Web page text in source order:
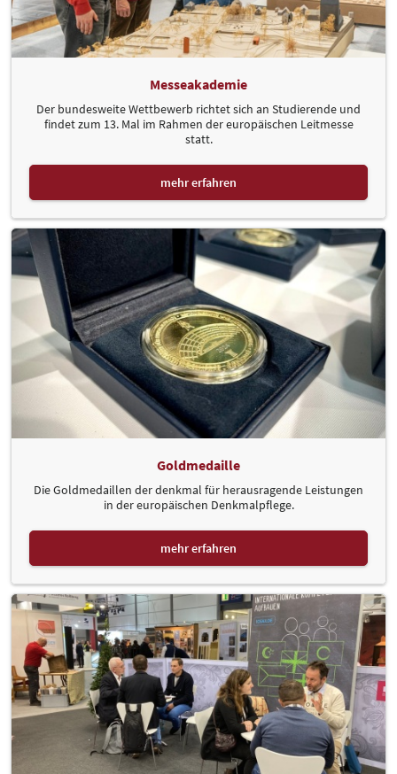
Messeakademie
Der bundesweite Wettbewerb richtet sich an Studierende und
findet zum 13. Mal im Rahmen der europäischen Leitmesse
statt.
mehr erfahren
Goldmedaille
Die Goldmedaillen der denkmal für herausragende Leistungen
in der europäischen Denkmalpflege.
mehr erfahren